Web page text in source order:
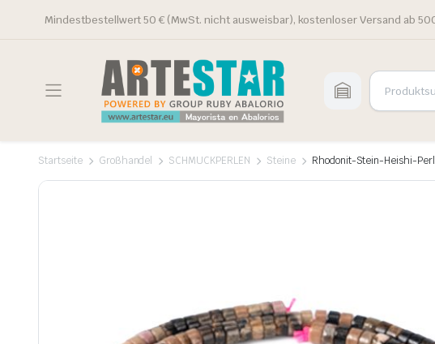
Mindestbestellwert 50 € (MwSt. nicht ausweisbar), kostenloser Versand ab
Startseite Großhandel SCHMUCKPERLEN Steine Rhodonit-Stein-Heishi-